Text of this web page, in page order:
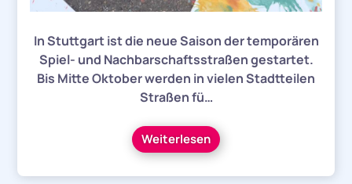
In Stuttgart ist die neue Saison der temporären
Spiel- und Nachbarschaftsstraßen gestartet.
Bis Mitte Oktober werden in vielen Stadtteilen
Straßen fü…
Weiterlesen